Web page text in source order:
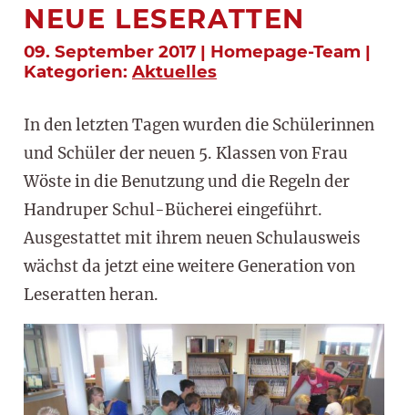
NEUE LESERATTEN
09. September 2017 | Homepage-Team |
Kategorien: Aktuelles
In den letzten Tagen wurden die Schülerinnen
und Schüler der neuen 5. Klassen von Frau
Wöste in die Benutzung und die Regeln der
Handruper Schul-Bücherei eingeführt.
Ausgestattet mit ihrem neuen Schulausweis
wächst da jetzt eine weitere Generation von
Leseratten heran.